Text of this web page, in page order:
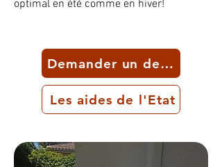
optimal en été comme en hiver!
Demander un devis
Les aides de l'Etat